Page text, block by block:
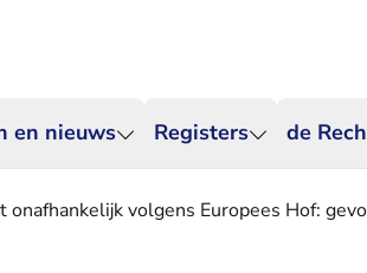
en nieuws Registers de
onafhankelijk volgens Europees Hof: